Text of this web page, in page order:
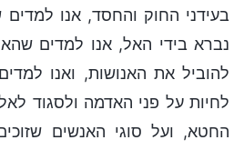
בעידני החוק והחסד, אנו
נברא בידי האל, אנו למדים
להוביל את האנושות, ואנו
לחיות על פני האדמה ולסגוד
החטא, ועל סוגי האנשים